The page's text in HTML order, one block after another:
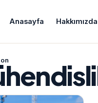
Anasayfa Hakkımızda